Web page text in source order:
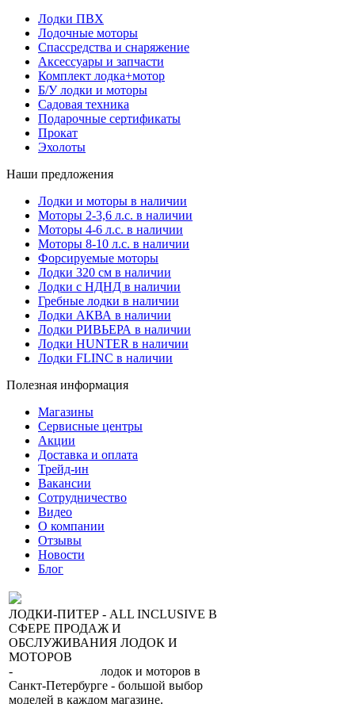
Лодки ПВХ
Лодочные моторы
Спассредства и снаряжение
Аксессуары и запчасти
Комплект лодка+мотор
Б/У лодки и моторы
Садовая техника
Подарочные сертификаты
Прокат
Эхолоты
Наши предложения
Лодки и моторы в наличии
Моторы 2-3,6 л.с. в наличии
Моторы 4-6 л.с. в наличии
Моторы 8-10 л.с. в наличии
Форсируемые моторы
Лодки 320 см в наличии
Лодки с НДНД в наличии
Гребные лодки в наличии
Лодки АКВА в наличии
Лодки РИВЬЕРА в наличии
Лодки HUNTER в наличии
Лодки FLINC в наличии
Полезная информация
Магазины
Сервисные центры
Акции
Доставка и оплата
Трейд-ин
Вакансии
Сотрудничество
Видео
О компании
Отзывы
Новости
Блог
ЛОДКИ-ПИТЕР - ALL INCLUSIVE В
СФЕРЕ ПРОДАЖ И
ОБСЛУЖИВАНИЯ ЛОДОК И
МОТОРОВ
-
лодок и моторов в
Санкт-Петербурге - большой выбор
моделей в каждом магазине.